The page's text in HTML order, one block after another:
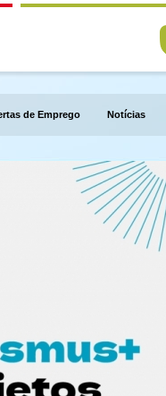
de Emprego Notícias